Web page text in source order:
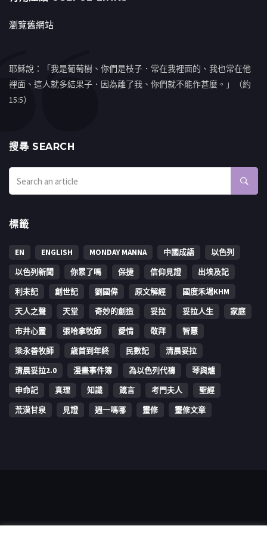
瀏覽舊網站
耶穌說：「我是葡萄樹、你們是枝子．常在我裡面的、我也常在他
裡面、這人就多結果子．因為離了我、你們就不能作甚麼。」（約
15:5）
搜㝷 SEARCH
標籤
EN ENGLISH MONDAY MANNA 中國成語
以色列
以色列新聞
你累了嗎 保捷 信仰見證
出埃及記
利未記
創世記 劉國偉 原文解經
國度禾場KHM
天人之聲
天堂 奇妙的創造 妥拉 妥拉人生
家庭
市井心靈
張哈拿牧師 愛情 敬拜
智慧
梁永善牧師
歳首到年終 民數記
清晨妥拉
清晨妥拉2.0
漫畫事件簿 為以色列代禱
琴與爐
申命記
真理 知識 箴言 考門夫人
聖經
荒漠甘泉
見證 週一嗎哪 靈修 靈修文章